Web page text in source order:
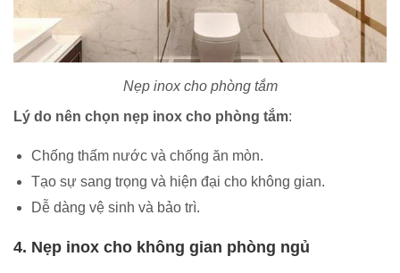
Nẹp inox cho phòng tắm
Lý do nên chọn nẹp inox cho phòng tắm:
Chống thấm nước và chống ăn mòn.
Tạo sự sang trọng và hiện đại cho không gian.
Dễ dàng vệ sinh và bảo trì.
4. Nẹp inox cho không gian phòng ngủ